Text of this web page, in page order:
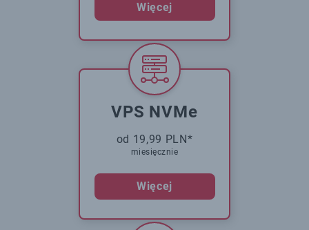
Więcej
VPS NVMe
od 19,99 PLN*
miesięcznie
Więcej